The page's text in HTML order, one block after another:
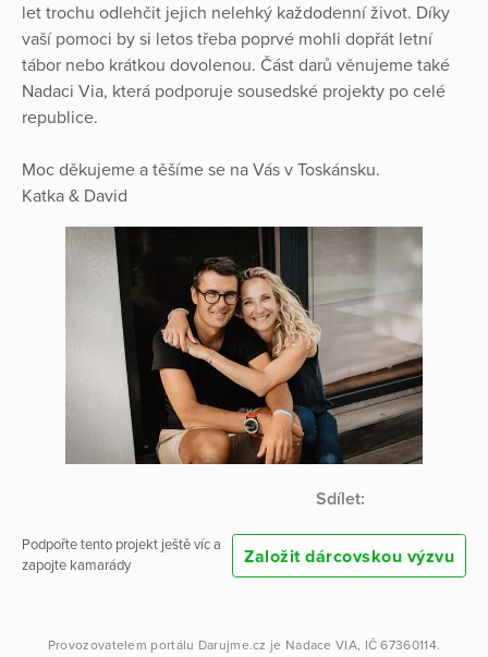
let trochu odlehčit jejich nelehký každodenní život. Díky
vaší pomoci by si letos třeba poprvé mohli dopřát letní
tábor nebo krátkou dovolenou. Část darů věnujeme také
Nadaci Via, která podporuje sousedské projekty po celé
republice.
Moc děkujeme a těšíme se na Vás v Toskánsku.
Katka & David
Sdílet:
Podpořte tento projekt ještě víc a
zapojte kamarády
Založit dárcovskou výzvu
Provozovatelem portálu Darujme.cz je Nadace VIA, IČ 67360114.